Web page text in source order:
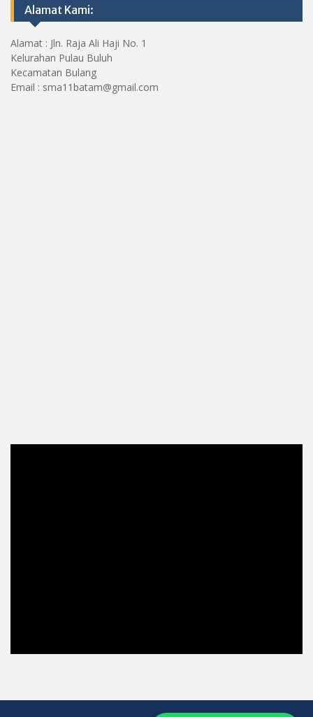
Alamat Kami:
Alamat : Jln. Raja Ali Haji No. 1
Kelurahan Pulau Buluh
Kecamatan Bulang
Email : sma11batam@gmail.com